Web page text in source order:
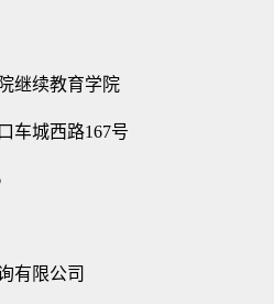
继续教育学院
车城西路167号
有限公司